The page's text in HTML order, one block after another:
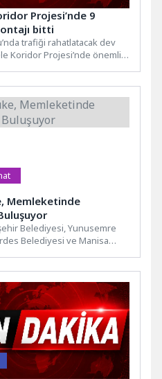
Projesi’nde 9
bitti
trafiği rahatlatacak dev
Koridor Projesi’nde önemli
Memleketinde
Belediyesi, Yunusemre
Belediyesi ve Manisa